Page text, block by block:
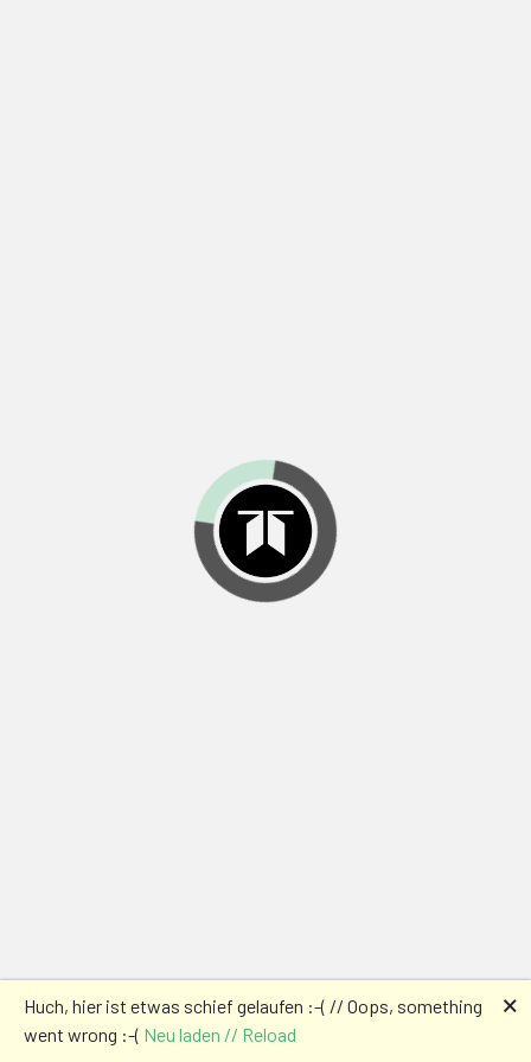
Huch, hier ist etwas schief gelaufen :-( // Oops, something
went wrong :-( Neu laden // Reload
🗙